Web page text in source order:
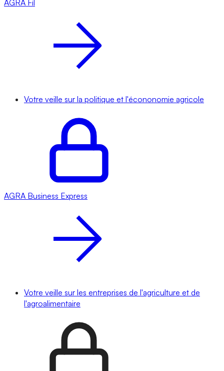
AGRA Fil
Votre veille sur la politique et l'écononomie agricole
AGRA Business Express
Votre veille sur les entreprises de l'agriculture et de
l'agroalimentaire